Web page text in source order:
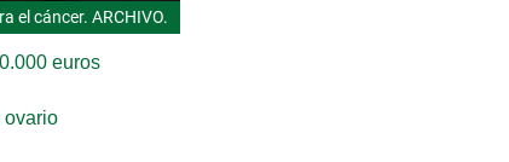
el cáncer. ARCHIVO.
euros
ovario